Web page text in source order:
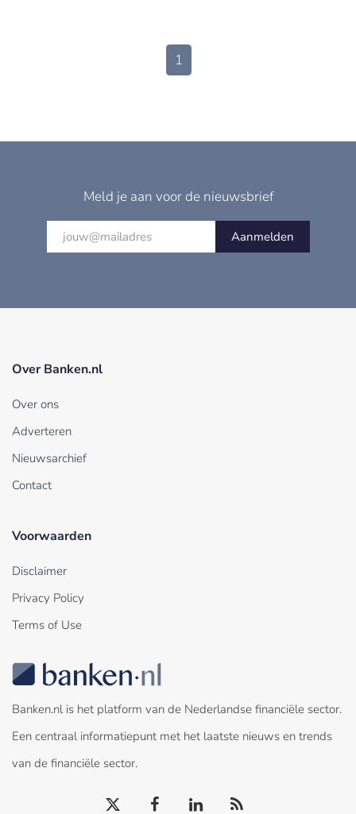
1
Meld je aan voor de nieuwsbrief
Aanmelden
Over Banken.nl
Over ons
Adverteren
Nieuwsarchief
Contact
Voorwaarden
Disclaimer
Privacy Policy
Terms of Use
Banken.nl is het platform van de Nederlandse financiële sector.
Een centraal informatiepunt met het laatste nieuws en trends
van de financiële sector.